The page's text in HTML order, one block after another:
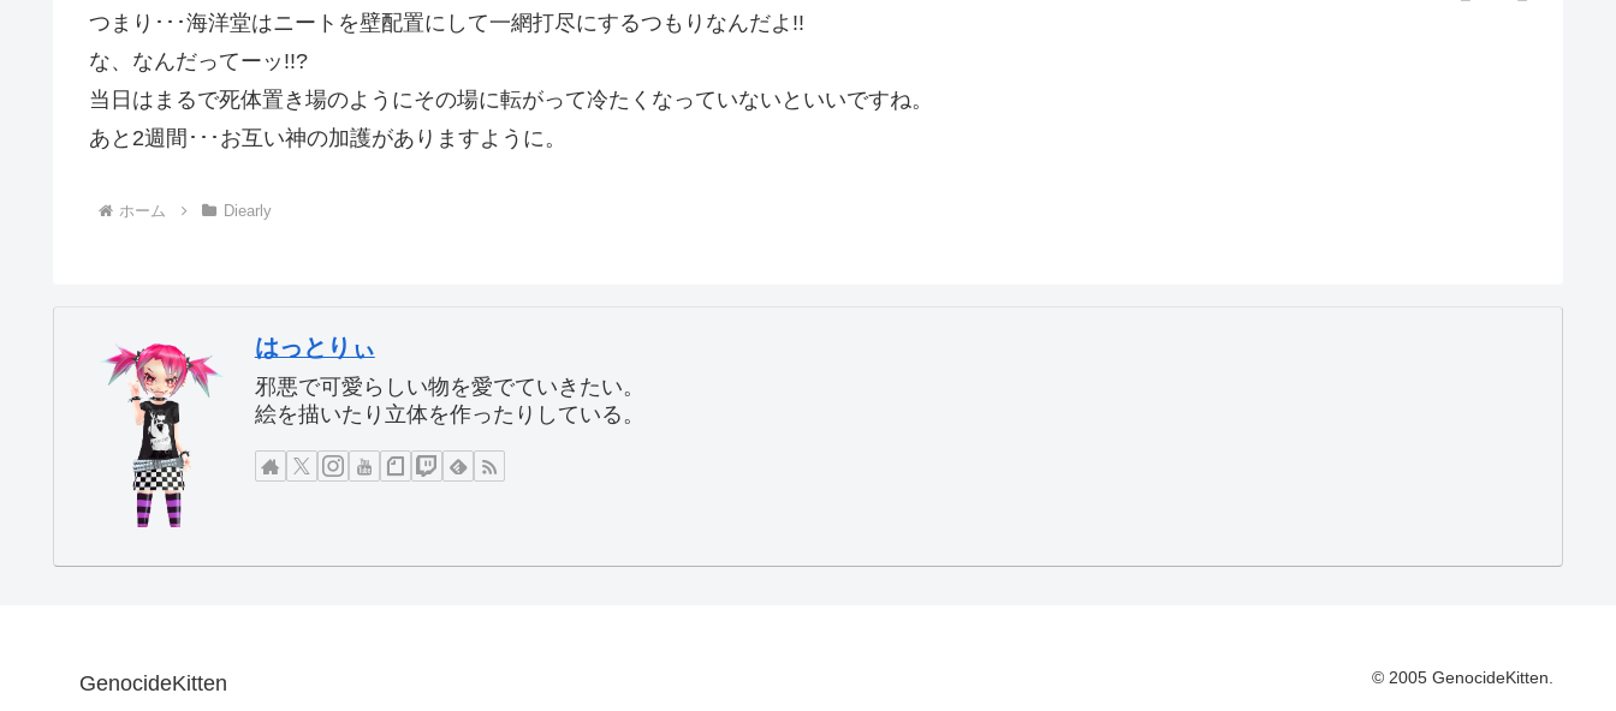
つまり･･･海洋堂はニートを壁配置にして一網打尽にするつもりなんだよ!!
な、なんだってーッ!!?
当日はまるで死体置き場のようにその場に転がって冷たくなっていないといいですね。
あと2週間･･･お互い神の加護がありますように。
ホーム Diearly
はっとりぃ
邪悪で可愛らしい物を愛でていきたい。
絵を描いたり立体を作ったりしている。
GenocideKitten © 2005 GenocideKitten.